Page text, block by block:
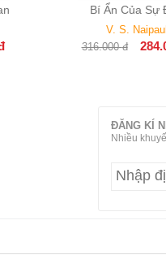
Bí Ẩn Của Sự
V. S. Naipaul
316.000 đ 284.000
ĐĂNG KÍ
Nhiều